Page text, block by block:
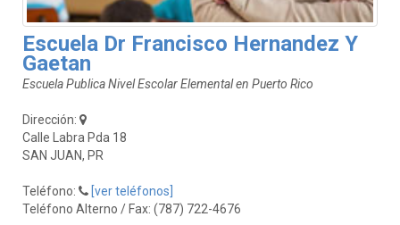
Escuela Dr Francisco Hernandez Y
Gaetan
Escuela Publica Nivel Escolar Elemental en Puerto Rico
Dirección:
Calle Labra Pda 18
SAN JUAN, PR
Teléfono:
[ver teléfonos]
Teléfono Alterno / Fax: (787) 722-4676